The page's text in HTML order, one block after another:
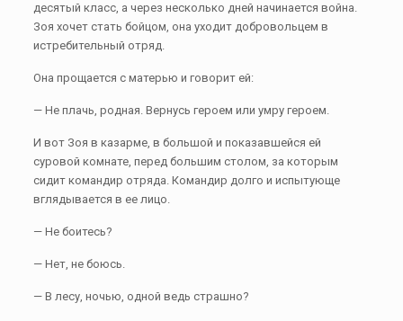
десятый класс, а через несколько дней начинается война.
Зоя хочет стать бойцом, она уходит добровольцем в
истребительный отряд.
Она прощается с матерью и говорит ей:
— Не плачь, родная. Вернусь героем или умру героем.
И вот Зоя в казарме, в большой и показавшейся ей
суровой комнате, перед большим столом, за которым
сидит командир отряда. Командир долго и испытующе
вглядывается в ее лицо.
— Не боитесь?
— Нет, не боюсь.
— В лесу, ночью, одной ведь страшно?